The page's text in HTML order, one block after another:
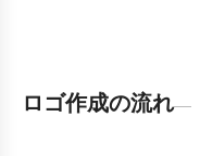
ロゴ作成の流れ